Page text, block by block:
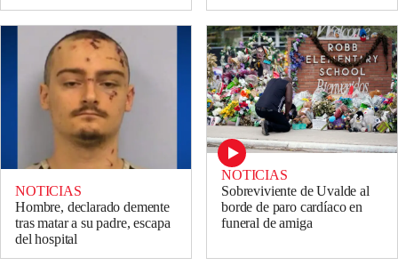
NOTICIAS
Hombre, declarado demente
tras matar a su padre, escapa
del hospital
NOTICIAS
Sobreviviente de Uvalde al
borde de paro cardíaco en
funeral de amiga